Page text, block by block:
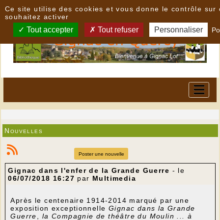
Nouvelles
Poster une nouvelle
Gignac dans l'enfer de la Grande Guerre - le
06/07/2018 16:27 par Multimedia
Après le centenaire 1914-2014 marqué par une
exposition exceptionnelle Gignac dans la Grande
Guerre, la Compagnie de théâtre du Moulin ... à
Ce site utilise des cookies et vous donne le contrôle sur
souhaitez activer
Tout accepter Tout refuser Personnaliser